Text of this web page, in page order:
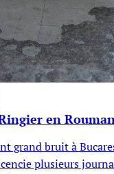
en
grand bruit à
plusieurs